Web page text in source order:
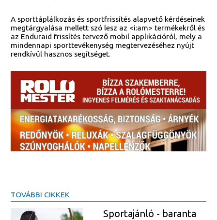
A sporttáplálkozás és sportfrissítés alapvető kérdéseinek
megtárgyalása mellett szó lesz az <i:am> termékekről és
az Enduraid frissítés tervező mobil applikációról, mely a
mindennapi sporttevékenység megtervezéséhez nyújt
rendkívül hasznos segítséget.
TOVÁBBI CIKKEK
Sportajánló - baranta